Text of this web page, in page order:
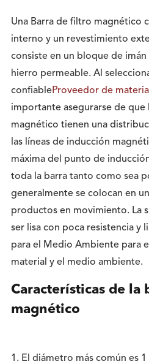
Una Barra de filtro magnético
interno y un revestimiento
consiste en un bloque de
hierro permeable. Al
confiableProveedor de
importante asegurarse de que
magnético tienen una
las líneas de inducción
máxima del punto de
toda la barra tanto como sea
generalmente se colocan en
productos en movimiento. La
ser lisa con poca resistencia y
para el Medio Ambiente para
material y el medio ambiente.
Características de la
magnético
1. El diámetro más común es